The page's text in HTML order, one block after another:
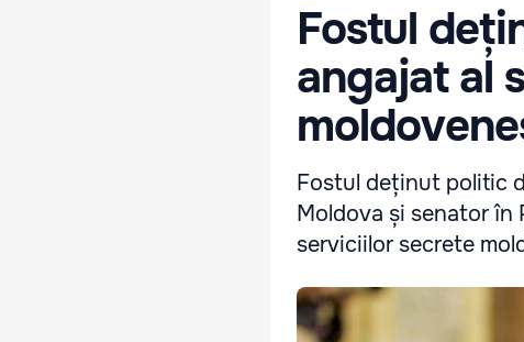
Fostul
angajat al
Fostul deținut politic
Moldova și senator în
serviciilor secrete